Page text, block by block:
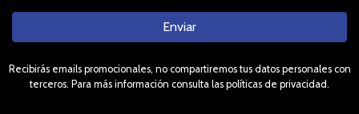
Enviar
Recibirás emails promocionales, no compartiremos tus datos personales con
terceros. Para más información consulta las políticas de privacidad.